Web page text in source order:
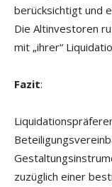
berücksichtigt und
Die Altinvestoren
mit „ihrer“
Fazit:
zuzüglich einer